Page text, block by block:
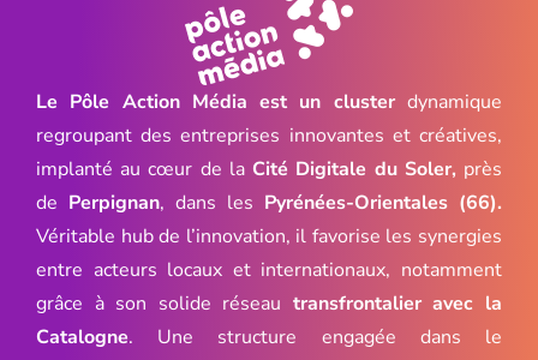
Le Pôle Action Média est un clusterdynamique
regroupant des entreprises innovantes et créatives,
implanté au cœur de laCité Digitale du Soler, près
de Perpignan, dans les Pyrénées-Orientales (66).
Véritable hub de l’innovation, il favorise les synergies
entre acteurs locaux et internationaux, notamment
grâce à son solide réseau transfrontalier avec la
Catalogne. Une structure engagée dans le